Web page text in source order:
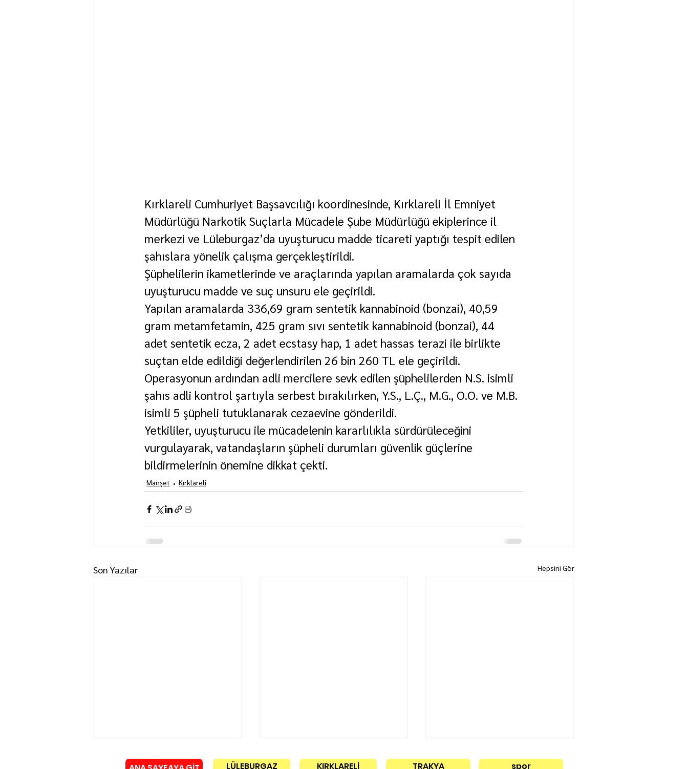
Kırklareli Cumhuriyet Başsavcılığı koordinesinde, Kırklareli İl Emniyet
Müdürlüğü Narkotik Suçlarla Mücadele Şube Müdürlüğü ekiplerince il
merkezi ve Lüleburgaz’da uyuşturucu madde ticareti yaptığı tespit edilen
şahıslara yönelik çalışma gerçekleştirildi.
Şüphelilerin ikametlerinde ve araçlarında yapılan aramalarda çok sayıda
uyuşturucu madde ve suç unsuru ele geçirildi.
Yapılan aramalarda 336,69 gram sentetik kannabinoid (bonzai), 40,59
gram metamfetamin, 425 gram sıvı sentetik kannabinoid (bonzai), 44
adet sentetik ecza, 2 adet ecstasy hap, 1 adet hassas terazi ile birlikte
suçtan elde edildiği değerlendirilen 26 bin 260 TL ele geçirildi.
Operasyonun ardından adli mercilere sevk edilen şüphelilerden N.S. isimli
şahıs adli kontrol şartıyla serbest bırakılırken, Y.S., L.Ç., M.G., O.O. ve M.B.
isimli 5 şüpheli tutuklanarak cezaevine gönderildi.
Yetkililer, uyuşturucu ile mücadelenin kararlılıkla sürdürüleceğini
vurgulayarak, vatandaşların şüpheli durumları güvenlik güçlerine
bildirmelerinin önemine dikkat çekti.
Manşet Kırklareli
Son Yazılar Hepsini Gör
LÜLEBURGAZ KIRKLARELİ TRAKYA spor